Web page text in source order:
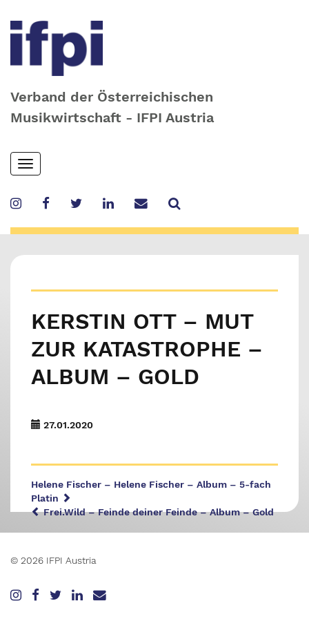
Verband der Österreichischen
Musikwirtschaft - IFPI Austria
Skip
to
content
Toggle
navigation
KERSTIN OTT – MUT
ZUR KATASTROPHE –
ALBUM – GOLD
27.01.2020
Helene Fischer – Helene Fischer – Album – 5-fach
Platin
Frei.Wild – Feinde deiner Feinde – Album – Gold
© 2026 IFPI Austria